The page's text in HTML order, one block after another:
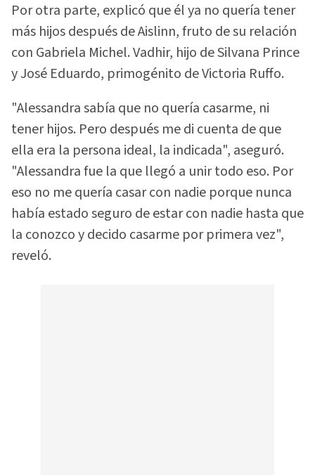
Por otra parte, explicó que él ya no quería tener
más hijos después de Aislinn, fruto de su relación
con Gabriela Michel. Vadhir, hijo de Silvana Prince
y José Eduardo, primogénito de Victoria Ruffo.
"Alessandra sabía que no quería casarme, ni
tener hijos. Pero después me di cuenta de que
ella era la persona ideal, la indicada", aseguró.
"Alessandra fue la que llegó a unir todo eso. Por
eso no me quería casar con nadie porque nunca
había estado seguro de estar con nadie hasta que
la conozco y decido casarme por primera vez",
reveló.